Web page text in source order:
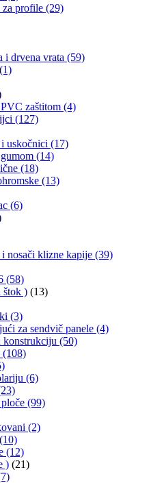
za profile (29)
i drvena vrata (59)
(1)
zaštitom (4)
(127)
uskočnici (17)
(14)
(18)
(13)
(6)
nosači klizne kapije (39)
(58)
štok ) (13)
(3)
za sendvič panele (4)
konstrukciju (50)
(108)
(6)
(99)
(2)
(10)
(12)
) (21)